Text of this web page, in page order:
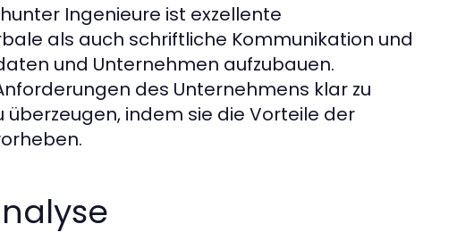
Ingenieure ist exzellente
als auch schriftliche Kommunikation und
und Unternehmen aufzubauen.
des Unternehmens klar zu
indem sie die Vorteile der